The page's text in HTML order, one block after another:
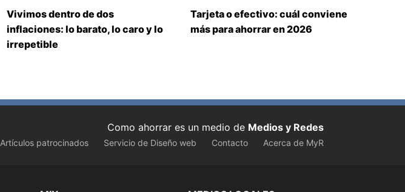
Vivimos dentro de dos
inflaciones: lo barato, lo caro y lo
irrepetible
Tarjeta o efectivo: cuál conviene
más para ahorrar en 2026
Como ahorrar es un medio de Medios y Redes
Artículos patrocinados Servicio de Diseño web Contacto Acerca de MyR